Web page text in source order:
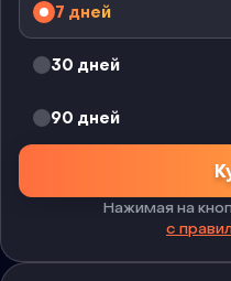
7 дней
30 дней
90 дней
Нажимая на
с